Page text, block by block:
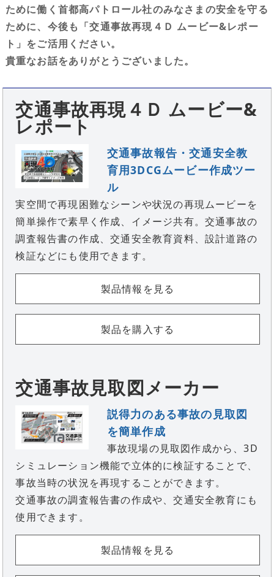
ために働く首都高パトロール社のみなさまの安全を守る
ために、今後も「交通事故再現４Ｄ ムービー&レポー
ト」をご活用ください。
貴重なお話をありがとうございました。
交通事故再現４Ｄ ムービー&
レポート
交通事故報告・交通安全教
育用3DCGムービー作成ツー
ル
実空間で再現困難なシーンや状況の再現ムービーを
簡単操作で素早く作成、イメージ共有。交通事故の
調査報告書の作成、交通安全教育資料、設計道路の
検証などにも使用できます。
製品情報を見る
製品を購入する
交通事故見取図メーカー
説得力のある事故の見取図
を簡単作成
事故現場の見取図作成から、3D
シミュレーション機能で立体的に検証することで、
事故当時の状況を再現することができます。
交通事故の調査報告書の作成や、交通安全教育にも
使用できます。
製品情報を見る